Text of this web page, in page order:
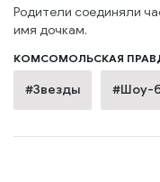
Родители соединяли
имя дочкам.
КОМСОМОЛЬСКАЯ
#Звезды #Шоу-